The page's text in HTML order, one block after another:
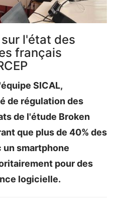
l'état des
français
SICAL,
de régulation des
de l'étude Broken
que plus de 40% des
smartphone
pour des
logicielle.